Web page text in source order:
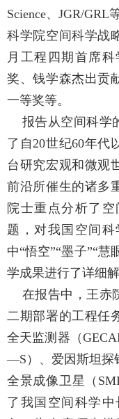
Science、JGR/GRL
科学院空间科学战
月工程四期首席
奖、钱学森杰出贡
一等奖等。
报告从空间科学
了自20世纪60年代
台研究宏观和微观
前沿所催生的诸多
院士重点分析了
题，对我国空间科
中“悟空”“墨子”“慧
学成果进行了详细解
在报告中，王赤
二期部署的工程任
全天监测器（
—S ）、爱因斯坦探
全景成像卫星（
了我国空间科学